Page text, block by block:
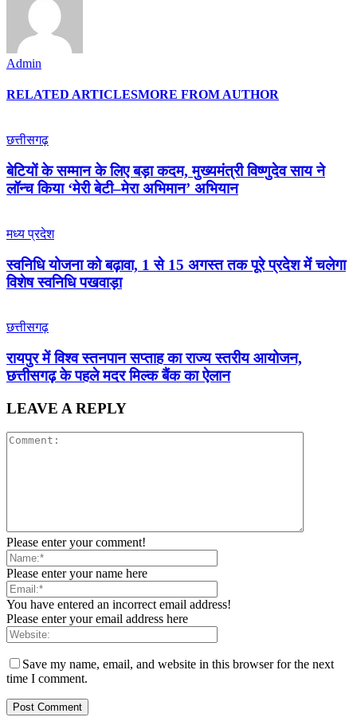
Admin
RELATED ARTICLESMORE FROM AUTHOR
छत्तीसगढ़
बेटियों के सम्मान के लिए बड़ा कदम, मुख्यमंत्री विष्णुदेव साय ने
लॉन्च किया ‘मेरी बेटी–मेरा अभिमान’ अभियान
मध्य प्रदेश
स्वनिधि योजना को बढ़ावा, 1 से 15 अगस्त तक पूरे प्रदेश में चलेगा
विशेष स्वनिधि पखवाड़ा
छत्तीसगढ़
रायपुर में विश्व स्तनपान सप्ताह का राज्य स्तरीय आयोजन,
छत्तीसगढ़ के पहले मदर मिल्क बैंक का ऐलान
LEAVE A REPLY
Please enter your comment!
Please enter your name here
You have entered an incorrect email address!
Please enter your email address here
Save my name, email, and website in this browser for the next
time I comment.